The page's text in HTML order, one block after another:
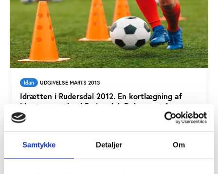
Samtykke Detaljer Om
Idan UDGIVELSE MARTS 2013
Idrætten i Rudersdal 2012. En kortlægning af
idræt og motion i Rudersdal. Delrapport 1